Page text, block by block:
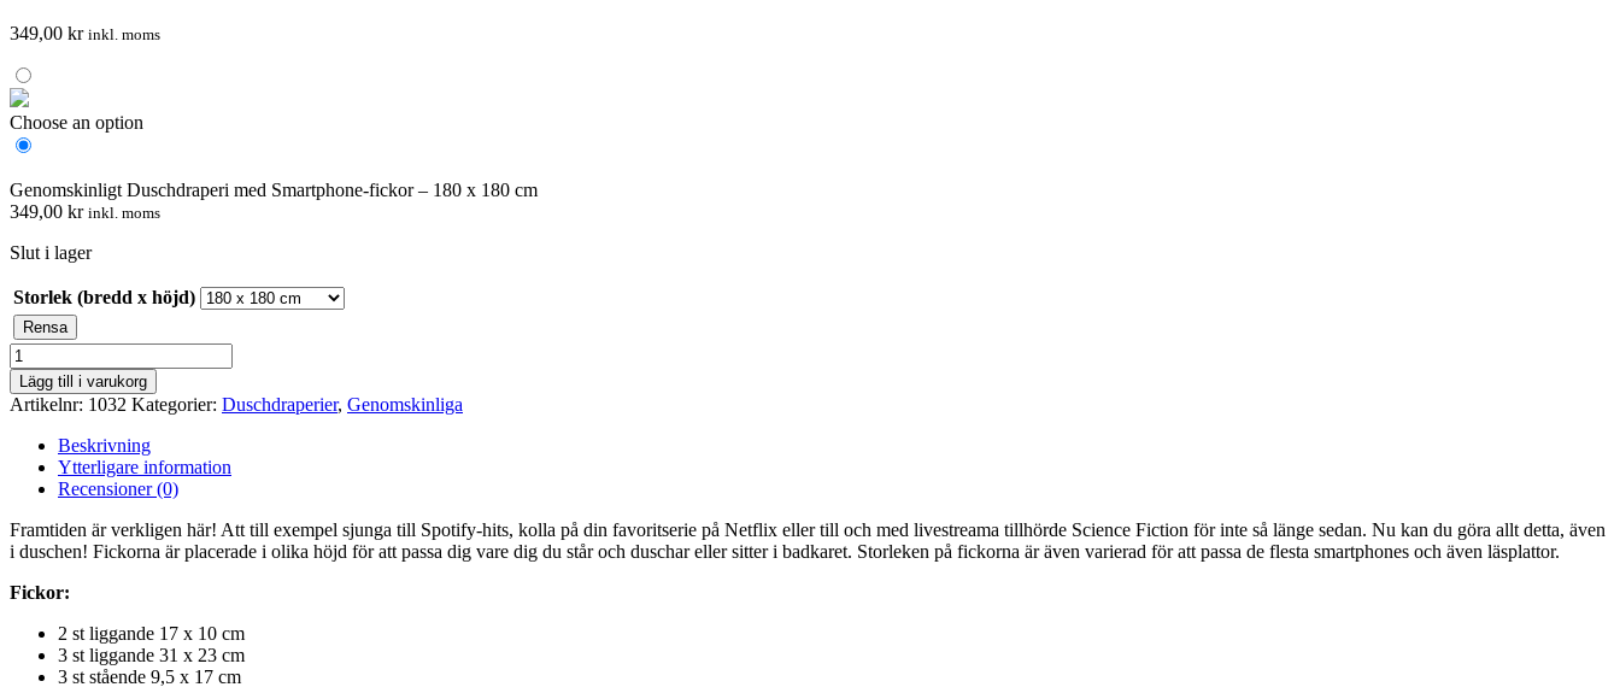
349,00 kr inkl. moms
Choose an option
Genomskinligt Duschdraperi med Smartphone-fickor – 180 x 180 cm
349,00 kr inkl. moms
Slut i lager
Storlek (bredd x höjd)
Rensa
Genomskinligt
Duschdraperi
med
Smartphone-
fickor
mängd
Lägg till i varukorg
Artikelnr: 1032 Kategorier: Duschdraperier, Genomskinliga
Beskrivning
Ytterligare information
Recensioner (0)
Framtiden är verkligen här! Att till exempel sjunga till Spotify-hits, kolla på din favoritserie på Netflix eller till och med livestreama tillhörde Science Fiction för inte så länge sedan. Nu kan du göra allt detta, även
i duschen! Fickorna är placerade i olika höjd för att passa dig vare dig du står och duschar eller sitter i badkaret. Storleken på fickorna är även varierad för att passa de flesta smartphones och även läsplattor.
Fickor:
2 st liggande 17 x 10 cm
3 st liggande 31 x 23 cm
3 st stående 9,5 x 17 cm